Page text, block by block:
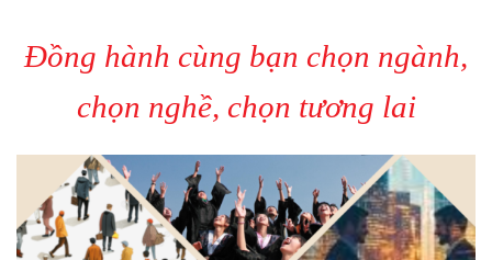
Đồng hành cùng bạn chọn ngành,
chọn nghề, chọn tương lai